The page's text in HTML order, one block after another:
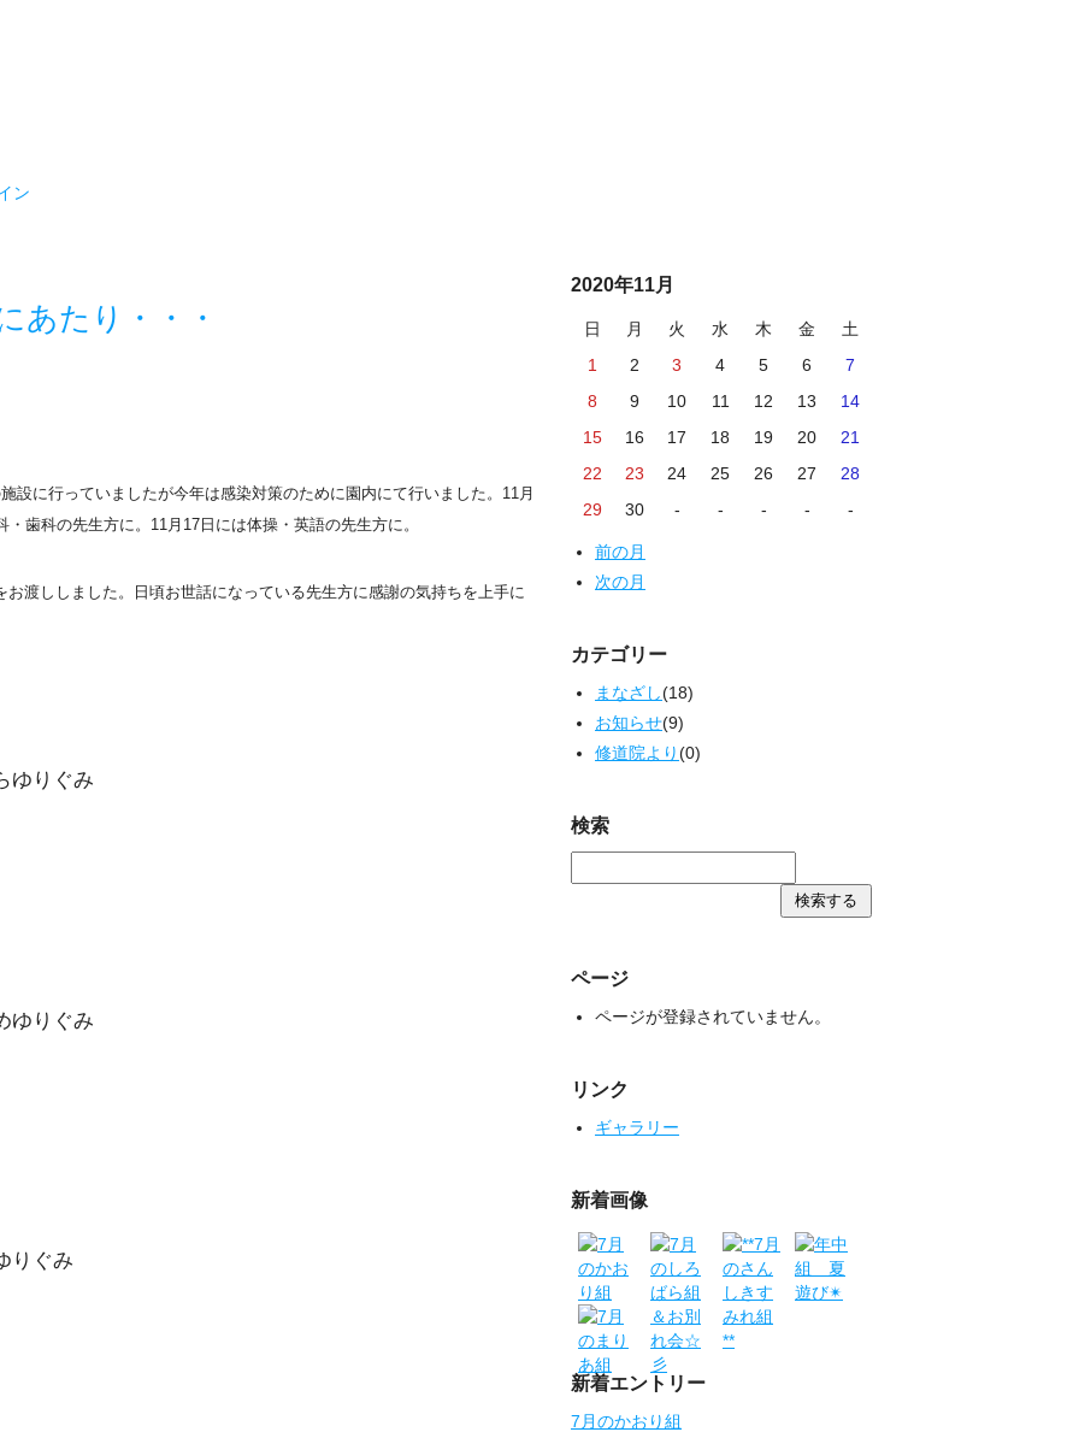
ン
あたり・・・
設に行っていましたが今年は感染対策のために園内にて行いました。 11月
歯科の先生方に。11月17日には体操・英語の先生方に。
お渡ししました。日頃お世話になっている先生方に感謝の気持ちを上手に
ゆりぐみ
ゆりぐみ
りぐみ
2020年11月
日 月 火 水 木 金
土
1
2 3 4 5 6
7
8
9 10 11 12 13
14
15
16 17 18 19 20
21
22
23 24 25 26 27
28
29
30 - - - - -
前の月
次の月
カテゴリー
まなざし(18)
お知らせ(9)
修道院より(0)
検索
ページ
ページが登録されていません。
リンク
ギャラリー
新着画像
新着エントリー
7月のかおり組